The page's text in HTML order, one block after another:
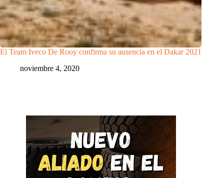
El Team Iveco De Rooy confirma su ausencia en el Dakar 2021
noviembre 4, 2020